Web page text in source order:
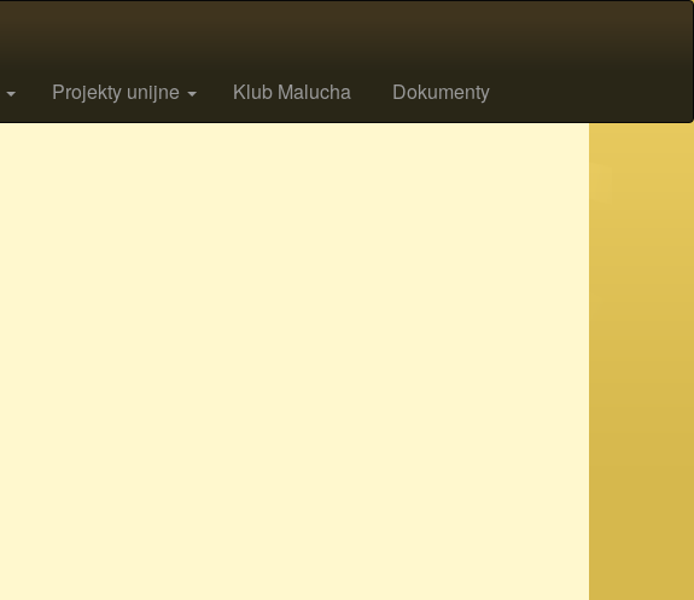
Projekty unijne Klub Malucha Dokumenty